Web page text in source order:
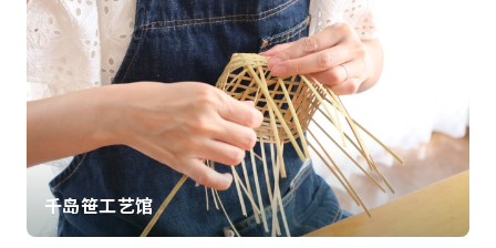
千岛笹工艺馆